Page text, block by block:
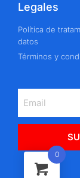
Legales
Política de
datos
Términos y
0